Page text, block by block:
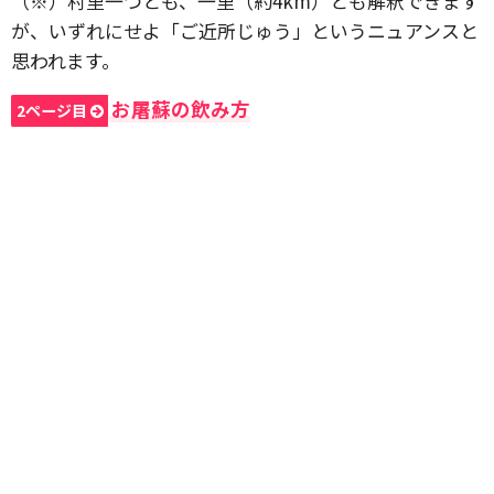
が、いずれにせよ「ご近所じゅう」というニュアンスと
思われます。
2ページ目 お屠蘇の飲み方